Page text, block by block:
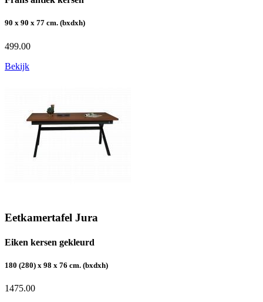
90 x 90 x 77 cm. (bxdxh)
499.00
Bekijk
Eetkamertafel Jura
Eiken kersen gekleurd
180 (280) x 98 x 76 cm. (bxdxh)
1475.00